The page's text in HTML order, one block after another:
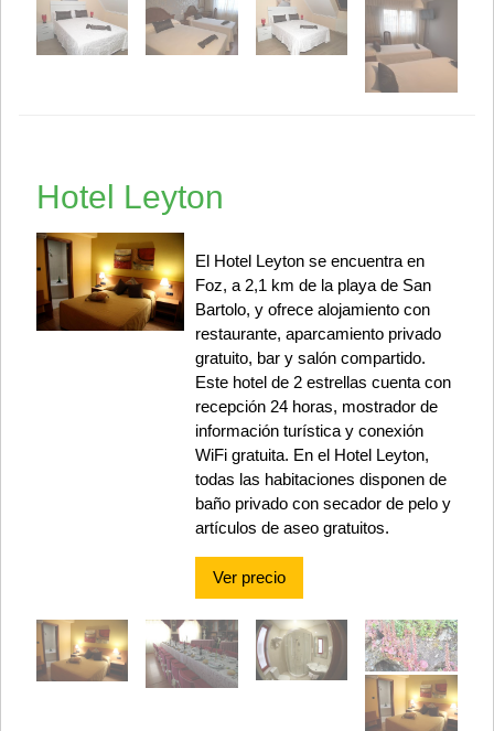
Hotel Leyton
El Hotel Leyton se encuentra en
Foz, a 2,1 km de la playa de San
Bartolo, y ofrece alojamiento con
restaurante, aparcamiento privado
gratuito, bar y salón compartido.
Este hotel de 2 estrellas cuenta con
recepción 24 horas, mostrador de
información turística y conexión
WiFi gratuita. En el Hotel Leyton,
todas las habitaciones disponen de
baño privado con secador de pelo y
artículos de aseo gratuitos.
Ver precio